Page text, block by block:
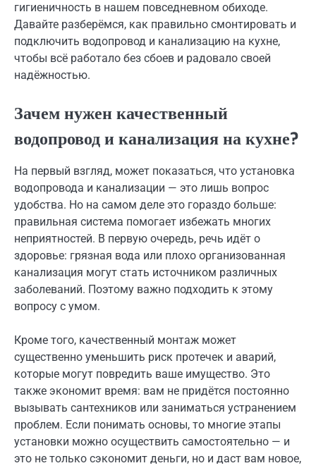
гигиеничность в нашем повседневном обиходе.
Давайте разберёмся, как правильно смонтировать и
подключить водопровод и канализацию на кухне,
чтобы всё работало без сбоев и радовало своей
надёжностью.
Зачем нужен качественный
водопровод и канализация на кухне?
На первый взгляд, может показаться, что установка
водопровода и канализации — это лишь вопрос
удобства. Но на самом деле это гораздо больше:
правильная система помогает избежать многих
неприятностей. В первую очередь, речь идёт о
здоровье: грязная вода или плохо организованная
канализация могут стать источником различных
заболеваний. Поэтому важно подходить к этому
вопросу с умом.
Кроме того, качественный монтаж может
существенно уменьшить риск протечек и аварий,
которые могут повредить ваше имущество. Это
также экономит время: вам не придётся постоянно
вызывать сантехников или заниматься устранением
проблем. Если понимать основы, то многие этапы
установки можно осуществить самостоятельно — и
это не только сэкономит деньги, но и даст вам новое,